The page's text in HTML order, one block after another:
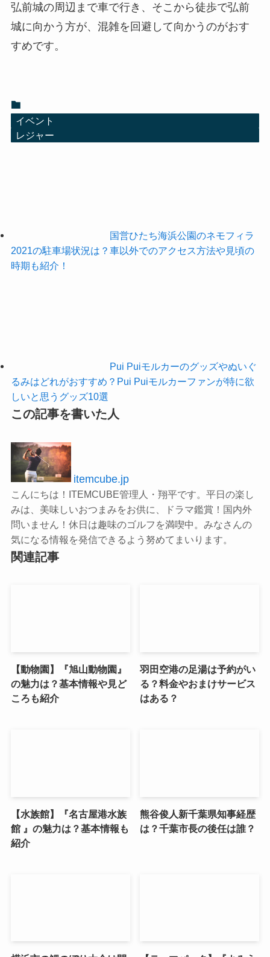
弘前城の周辺まで車で行き、そこから徒歩で弘前
城に向かう方が、混雑を回避して向かうのがおす
すめです。
イベント
レジャー
国営ひたち海浜公園のネモフィラ
2021の駐車場状況は？車以外でのアクセス方法や見頃の
時期も紹介！
Pui Puiモルカーのグッズやぬいぐ
るみはどれがおすすめ？Pui Puiモルカーファンが特に欲
しいと思うグッズ10選
この記事を書いた人
itemcube.jp
こんにちは！ITEMCUBE管理人・翔平です。平日の楽し
みは、美味しいおつまみをお供に、ドラマ鑑賞！国内外
問いません！休日は趣味のゴルフを満喫中。みなさんの
気になる情報を発信できるよう努めてまいります。
関連記事
【動物園】『旭山動物園』
の魅力は？基本情報や見ど
ころも紹介
羽田空港の足湯は予約がい
る？料金やおまけサービス
はある？
【水族館】『名古屋港水族
館 』の魅力は？基本情報も
紹介
熊谷俊人新千葉県知事経歴
は？千葉市長の後任は誰？